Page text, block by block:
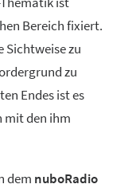
Bereich fixiert.
Sichtweise zu
zu
Endes ist es
mit den ihm
dem nuboRadio